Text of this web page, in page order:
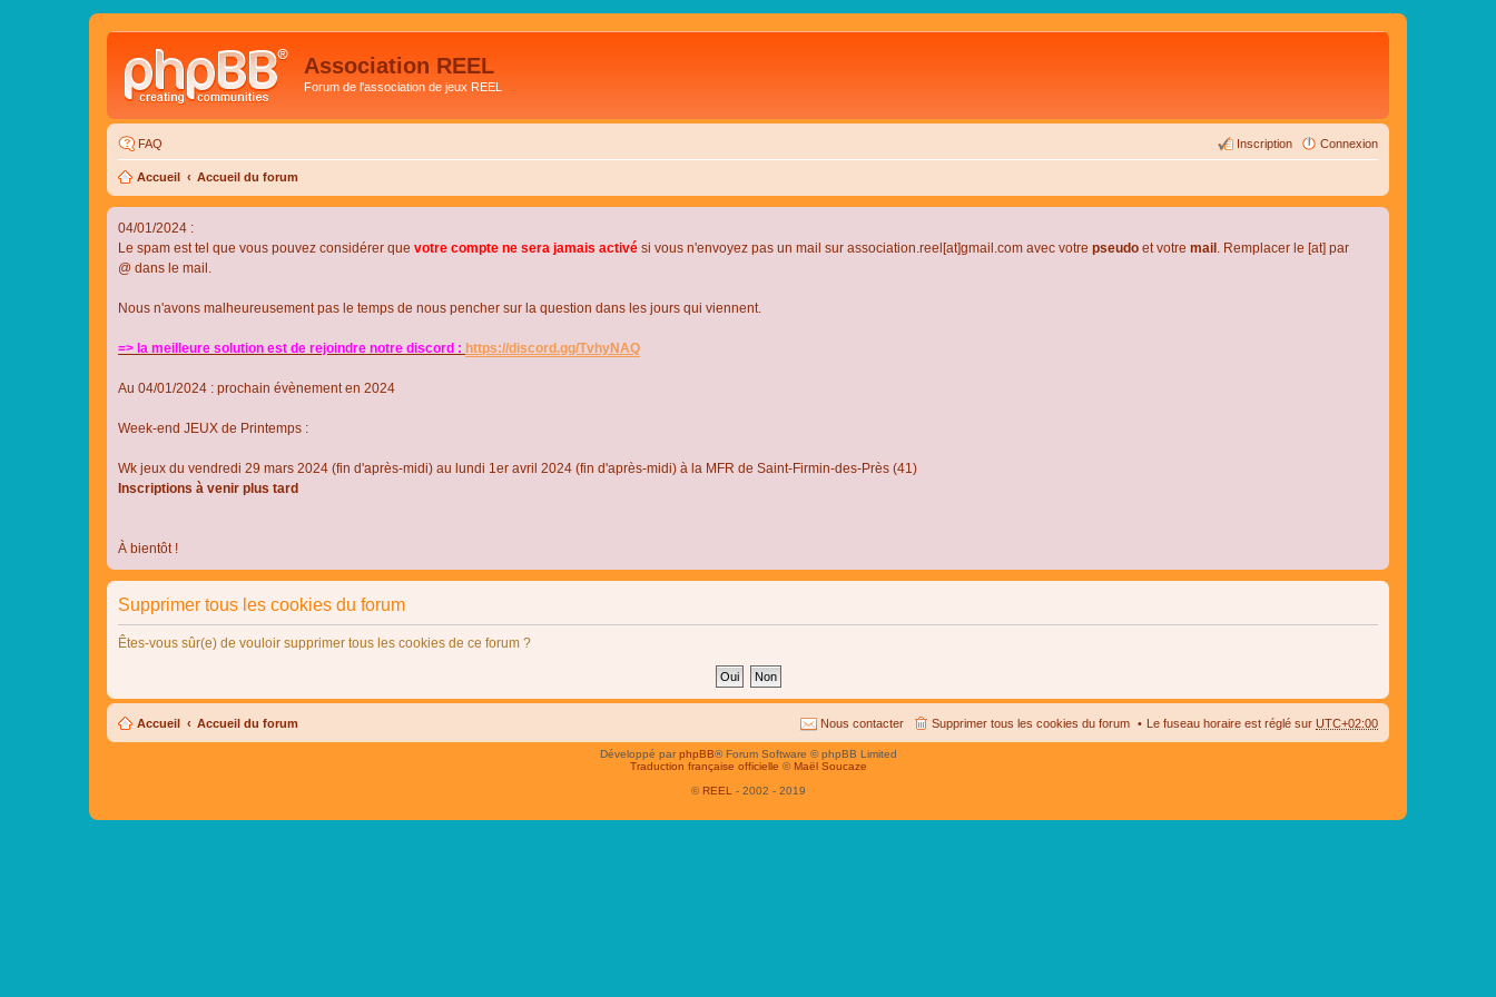
Association REEL
Forum de l'association de jeux REEL
FAQ Connexion
Inscription
Accueil Accueil du forum
04/01/2024 :
Le spam est tel que vous pouvez considérer que votre compte ne sera jamais activé si vous n'envoyez pas un mail sur association.reel[at]gmail.com avec votre pseudo et votre mail . Remplacer le [at] par
@ dans le mail.
Nous n'avons malheureusement pas le temps de nous pencher sur la question dans les jours qui viennent.
=> la meilleure solution est de rejoindre notre discord : https://discord.gg/TvhyNAQ
Au 04/01/2024 : prochain évènement en 2024
Week-end JEUX de Printemps :
Wk jeux du vendredi 29 mars 2024 (fin d'après-midi) au lundi 1er avril 2024 (fin d'après-midi) à la MFR de Saint-Firmin-des-Près (41)
Inscriptions à venir plus tard
À bientôt !
Supprimer tous les cookies du forum
Êtes-vous sûr(e) de vouloir supprimer tous les cookies de ce forum ?
Accueil Accueil du forum Le fuseau horaire est réglé sur UTC+02:00
Supprimer tous les cookies du forum
Nous contacter
Développé parphpBB® Forum Software © phpBB Limited
Traduction française officielle © Maël Soucaze
© REEL - 2002 - 2019